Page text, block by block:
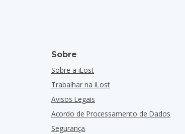
Sobre
Sobre a iLost
Trabalhar na iLost
Avisos Legais
Acordo de Processamento de Dados
Segurança